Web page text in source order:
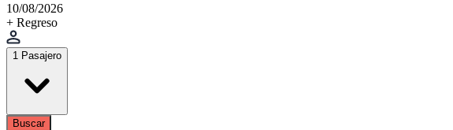
10/08/2026
+ Regreso
1 Pasajero
Buscar